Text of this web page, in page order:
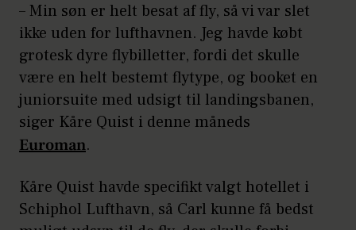
– Min søn er helt besat af fly, så vi var slet
ikke uden for lufthavnen. Jeg havde købt
grotesk dyre flybilletter, fordi det skulle
være en helt bestemt flytype, og booket en
juniorsuite med udsigt til landingsbanen,
siger Kåre Quist i denne måneds
Euroman.
Kåre Quist havde specifikt valgt hotellet i
Schiphol Lufthavn, så Carl kunne få bedst